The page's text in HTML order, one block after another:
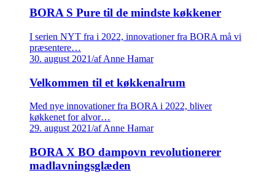
BORA S Pure til de mindste køkkener
I serien NYT fra i 2022, innovationer fra BORA må vi
præsentere…
30. august 2021/af Anne Hamar
Velkommen til et køkkenalrum
Med nye innovationer fra BORA i 2022, bliver
køkkenet for alvor…
29. august 2021/af Anne Hamar
BORA X BO dampovn revolutionerer
madlavningsglæden